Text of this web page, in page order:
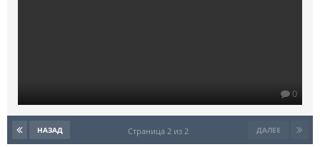
0
НАЗАД ДАЛЕЕ
Страница 2 из 2